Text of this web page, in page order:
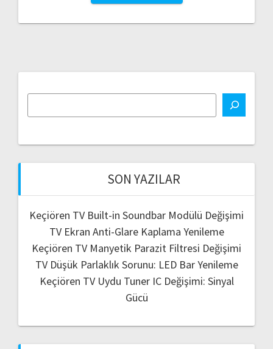
SON YAZILAR
Keçiören TV Built-in Soundbar Modülü Değişimi
TV Ekran Anti-Glare Kaplama Yenileme
Keçiören TV Manyetik Parazit Filtresi Değişimi
TV Düşük Parlaklık Sorunu: LED Bar Yenileme
Keçiören TV Uydu Tuner IC Değişimi: Sinyal
Gücü